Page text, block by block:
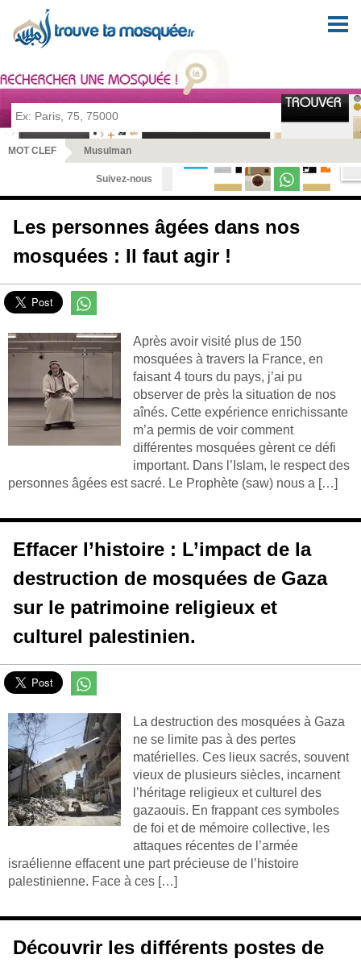
MOT CLEF Musulman
Suivez-nous
Les personnes âgées dans nos
mosquées : Il faut agir !
Après avoir visité plus de 150
mosquées à travers la France, en
faisant 4 tours du pays, j’ai pu
observer de près la situation de nos
aînés. Cette expérience enrichissante
m’a permis de voir comment
différentes mosquées gèrent ce défi
important. Dans l’Islam, le respect des
personnes âgées est sacré. Le Prophète (saw) nous a […]
Effacer l’histoire : L’impact de la
destruction de mosquées de Gaza
sur le patrimoine religieux et
culturel palestinien.
La destruction des mosquées à Gaza
ne se limite pas à des pertes
matérielles. Ces lieux sacrés, souvent
vieux de plusieurs siècles, incarnent
l’héritage religieux et culturel des
gazaouis. En frappant ces symboles
de foi et de mémoire collective, les
attaques récentes de l’armée
israélienne effacent une part précieuse de l’histoire
palestinienne. Face à ces […]
Découvrir les différents postes de